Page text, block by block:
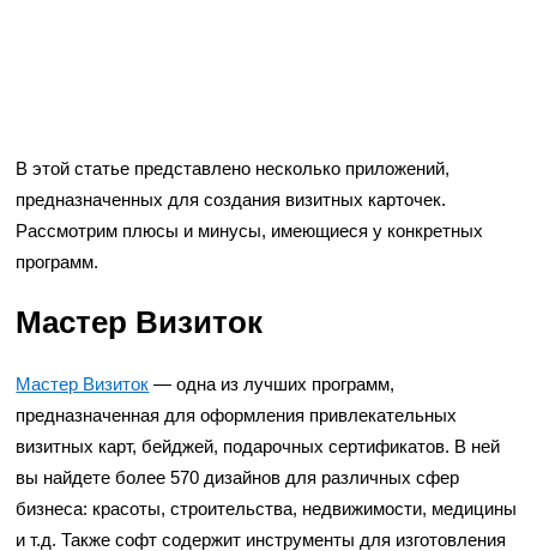
В этой статье представлено несколько приложений,
предназначенных для создания визитных карточек.
Рассмотрим плюсы и минусы, имеющиеся у конкретных
программ.
Мастер Визиток
Мастер Визиток — одна из лучших программ,
предназначенная для оформления привлекательных
визитных карт, бейджей, подарочных сертификатов. В ней
вы найдете более 570 дизайнов для различных сфер
бизнеса: красоты, строительства, недвижимости, медицины
и т.д. Также софт содержит инструменты для изготовления